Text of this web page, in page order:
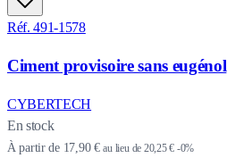
Réf. 491-1578
Ciment provisoire sans eugénol
CYBERTECH
En stock
À partir de 17,90 € au lieu de 20,25 € -0%